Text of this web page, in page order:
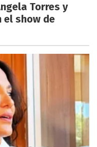
Torres y
el show de